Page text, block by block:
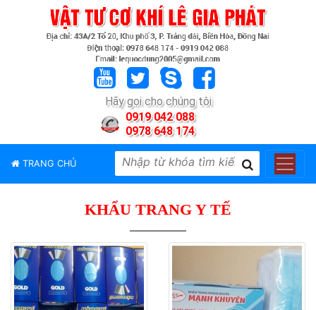
Hãy gọi cho chúng tôi
0919 042 088
0978 648 174
TRANG CHỦ
PHẨM
HIỆU
LIÊN
HỆ
KHẨU TRANG Y TẾ